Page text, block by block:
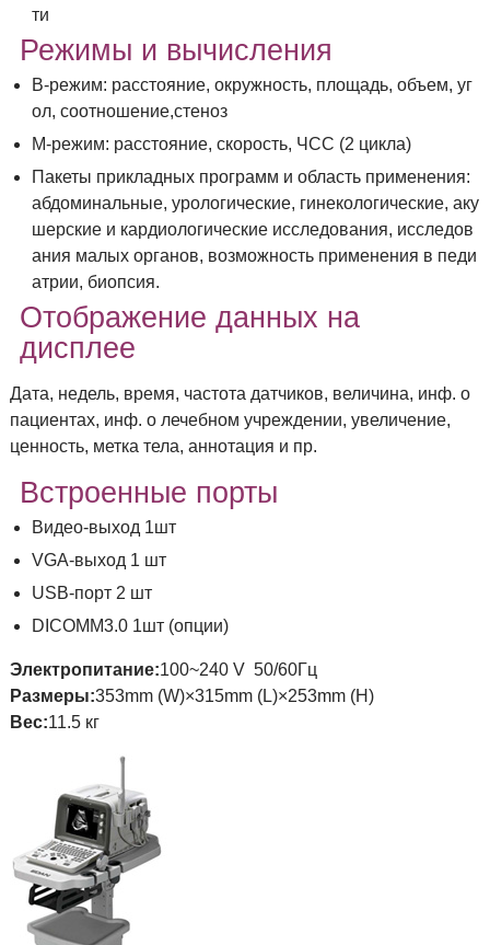
ти
Режимы и вычисления
B-режим: расстояние, окружность, площадь, объем, уг
ол, соотношение,стеноз
М-режим: расстояние, скорость, ЧСС (2 цикла)
Пакеты прикладных программ и область применения:
абдоминальные, урологические, гинекологические, аку
шерские и кардиологические исследования, исследов
ания малых органов, возможность применения в педи
атрии, биопсия.
Отображение данных на
дисплее
Дата, недель, время, частота датчиков, величина, инф. о
пациентах, инф. о лечебном учреждении, увеличение,
ценность, метка тела, аннотация и пр.
Встроенные порты
Видео-выход 1шт
VGA-выход 1 шт
USB-порт 2 шт
DICOMM3.0 1шт (опции)
Электропитание:100~240 V 50/60Гц
Размеры:353mm (W)×315mm (L)×253mm (H)
Вес:11.5 кг